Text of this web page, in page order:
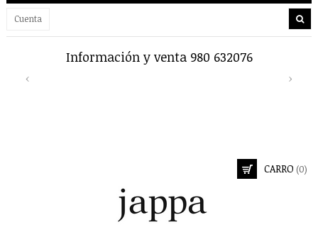
Cuenta
CARRO (0)
Información y venta 980 632076
‹ ›